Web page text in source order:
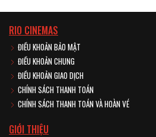
Liên hệ
Thành viên
RIO CINEMAS
ĐIỀU KHOẢN BẢO MẬT
ĐIỀU KHOẢN CHUNG
ĐIỀU KHOẢN GIAO DỊCH
CHÍNH SÁCH THANH TOÁN
CHÍNH SÁCH THANH TOÁN VÀ HOÀN VÉ
GIỚI THIỆU